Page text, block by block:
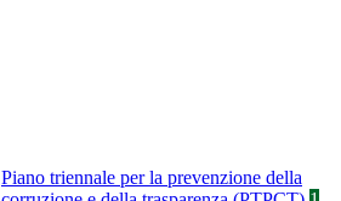
Piano triennale per la prevenzione della